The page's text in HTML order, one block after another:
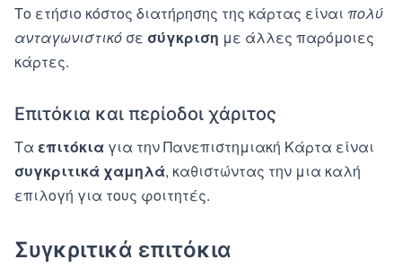
Το ετήσιο κόστος διατήρησης της κάρτας είναι πολύ
ανταγωνιστικό σε σύγκριση με άλλες παρόμοιες
κάρτες.
Επιτόκια και περίοδοι χάριτος
Τα επιτόκια για την Πανεπιστημιακή Κάρτα είναι
συγκριτικά χαμηλά, καθιστώντας την μια καλή
επιλογή για τους φοιτητές.
Συγκριτικά επιτόκια